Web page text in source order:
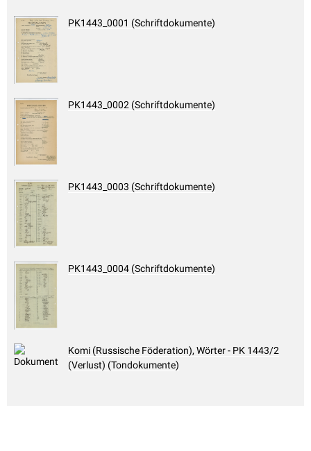
PK1443_0001 (Schriftdokumente)
PK1443_0002 (Schriftdokumente)
PK1443_0003 (Schriftdokumente)
PK1443_0004 (Schriftdokumente)
Komi (Russische Föderation), Wörter - PK 1443/2
(Verlust) (Tondokumente)